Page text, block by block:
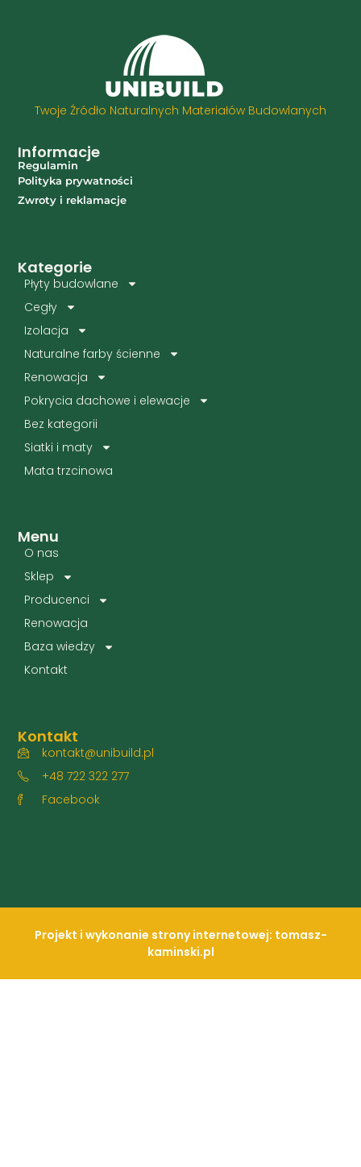
Twoje Źródło Naturalnych Materiałów Budowlanych
Menu
O nas
Sklep
Producenci
Renowacja
Baza wiedzy
Kontakt
Kategorie
Płyty budowlane
Cegły
Izolacja
Naturalne farby ścienne
Renowacja
Pokrycia dachowe i elewacje
Bez kategorii
Siatki i maty
Mata trzcinowa
Kontakt
kontakt@unibuild.pl
+48 722 322 277
Facebook
Informacje
Regulamin
Polityka prywatności
Zwroty i reklamacje
Projekt i wykonanie strony internetowej: tomasz-
kaminski.pl